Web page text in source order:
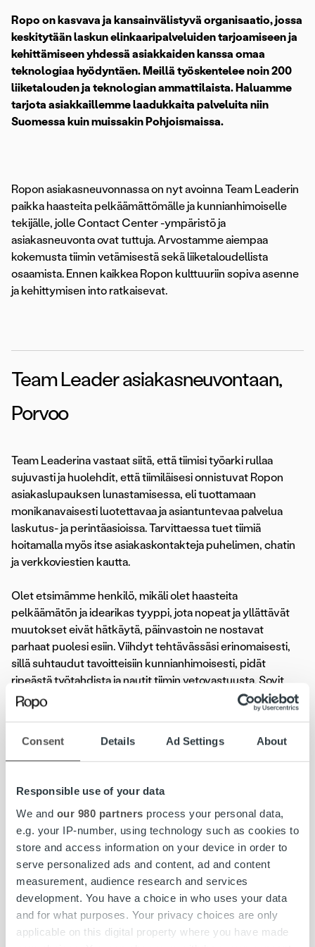
Consent Details Ad Settings About
Responsible use of your data
We and our 980 partners process your personal data,
e.g. your IP-number, using technology such as cookies to
store and access information on your device in order to
serve personalized ads and content, ad and content
measurement, audience research and services
development. You have a choice in who uses your data
and for what purposes. Your privacy choices are only
applicable on this digital property where you have made
Ropo on kasvava ja kansainvälistyvä organisaatio, jossa
keskitytään laskun elinkaaripalveluiden tarjoamiseen ja
kehittämiseen yhdessä asiakkaiden kanssa omaa
teknologiaa hyödyntäen. Meillä työskentelee noin 200
liiketalouden ja teknologian ammattilaista. Haluamme
tarjota asiakkaillemme laadukkaita palveluita niin
Suomessa kuin muissakin Pohjoismaissa.
Ropon asiakasneuvonnassa on nyt avoinna Team Leaderin
paikka haasteita pelkäämättömälle ja kunnianhimoiselle
tekijälle, jolle Contact Center -ympäristö ja
asiakasneuvonta ovat tuttuja. Arvostamme aiempaa
kokemusta tiimin vetämisestä sekä liiketaloudellista
osaamista. Ennen kaikkea Ropon kulttuuriin sopiva asenne
ja kehittymisen into ratkaisevat.
Team Leader asiakasneuvontaan,
Porvoo
Team Leaderina vastaat siitä, että tiimisi työarki rullaa
sujuvasti ja huolehdit, että tiimiläisesi onnistuvat Ropon
asiakaslupauksen lunastamisessa, eli tuottamaan
monikanavaisesti luotettavaa ja asiantuntevaa palvelua
laskutus- ja perintäasioissa. Tarvittaessa tuet tiimiä
hoitamalla myös itse asiakaskontakteja puhelimen, chatin
ja verkkoviestien kautta.
Olet etsimämme henkilö, mikäli olet haasteita
pelkäämätön ja idearikas tyyppi, jota nopeat ja yllättävät
muutokset eivät hätkäytä, päinvastoin ne nostavat
parhaat puolesi esiin. Viihdyt tehtävässäsi erinomaisesti,
sillä suhtaudut tavoitteisiin kunnianhimoisesti, pidät
ripeästä työtahdista ja nautit tiimin vetovastuusta. Sovit
huumorintajuiseen ja suorapuheiseen porukkaamme, sillä
ymmärrät, ettei työn tekemisen tarvitse olla aina niin
Haluatko olla tuottamassa luotettavaa ja asiantuntevaa
Hae viimeistään 5.4.2020. Hakemuksen pääset
jättämääntästä.
Lue koko ilmoitus»